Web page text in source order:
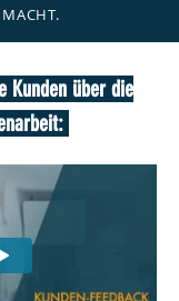
MACHT.
Kunden über die